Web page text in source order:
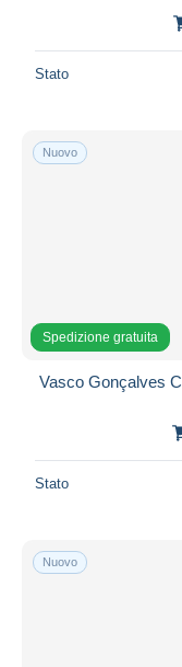
Stato
Nuovo
Spedizione gratuita
Vasco Gonçalves
Stato
Nuovo